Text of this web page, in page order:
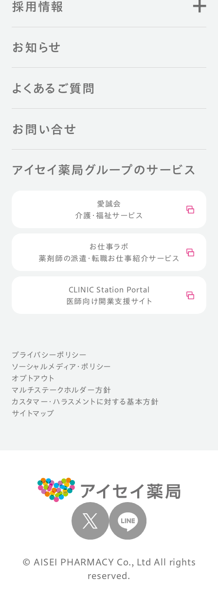
採用情報
お知らせ
よくあるご質問
お問い合せ
アイセイ薬局グループのサービス
愛誠会
介護・福祉サービス
お仕事ラボ
薬剤師の派遣・転職お仕事紹介サービス
CLINIC Station Portal
医師向け開業支援サイト
プライバシーポリシー
ソーシャルメディア・ポリシー
オプトアウト
マルチステークホルダー方針
カスタマー・ハラスメントに対する基本方針
サイトマップ
© AISEI PHARMACY Co., Ltd All rights
reserved.